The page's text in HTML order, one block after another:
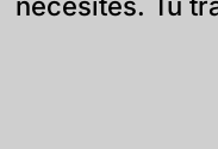
necesites. Tu